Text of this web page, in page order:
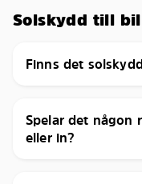
Solskydd till
Finns det
Spelar det någon
eller in?